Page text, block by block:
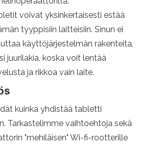
voivat yksinkertaisesti estää
tyyppisiin laitteisiin. Sinun ei
käyttöjärjestelmän rakenteita,
juurilakia, koska voit lentää
ja rikkoa vain laite.
kuinka yhdistää tabletti
Tarkastelimme vaihtoehtoja sekä
"mehiläisen" Wi-fi-rootterille